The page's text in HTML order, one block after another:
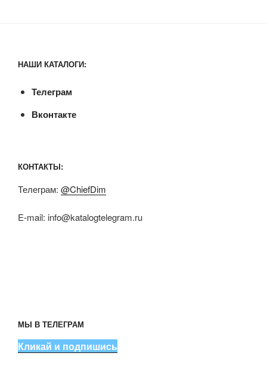
НАШИ КАТАЛОГИ:
Телеграм
Вконтакте
КОНТАКТЫ:
Телеграм: @ChiefDim
E-mail: info@katalogtelegram.ru
МЫ В ТЕЛЕГРАМ
Кликай и подпишись